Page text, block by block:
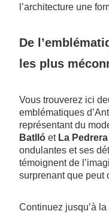
l’architecture une
De
les plus
Vous trouverez ici
emblématiques
représentant du
Batlló et La
ondulantes et ses
témoignent de
surprenant que peut
Continuez jusqu’à la